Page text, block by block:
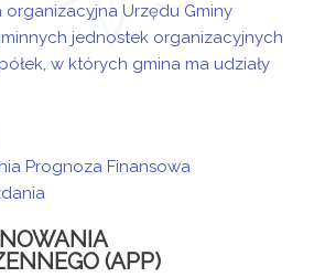
2020
organizacyjna Urzędu Gminy
jednostek organizacyjnych
w których gmina ma udziały
Prognoza Finansowa
(APP)